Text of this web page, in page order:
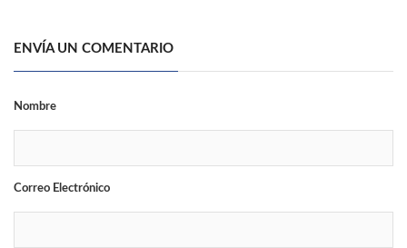
ENVÍA UN COMENTARIO
Nombre
Correo Electrónico